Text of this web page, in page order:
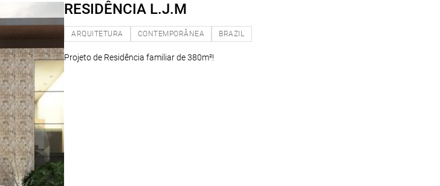
RESIDÊNCIA L.J.M
ARQUITETURA CONTEMPORÂNEA BRAZIL
Projeto de Residência familiar de 380m²!